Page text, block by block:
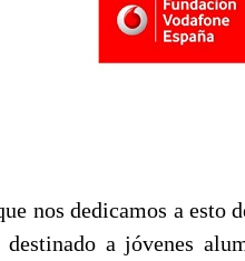
nos dedicamos a esto
a jóvenes